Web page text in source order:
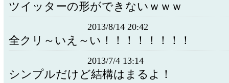
ツイッターの形ができないｗｗｗ
2013/8/14 20:42
全クリ～いえ～い！！！！！！！！
2013/7/4 13:14
シンプルだけど結構はまるよ！